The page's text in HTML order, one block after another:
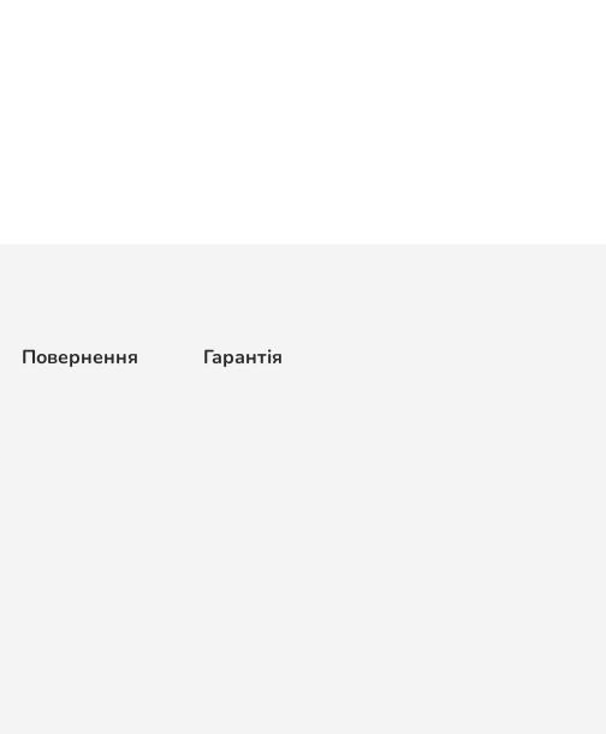
Повернення Гарантія